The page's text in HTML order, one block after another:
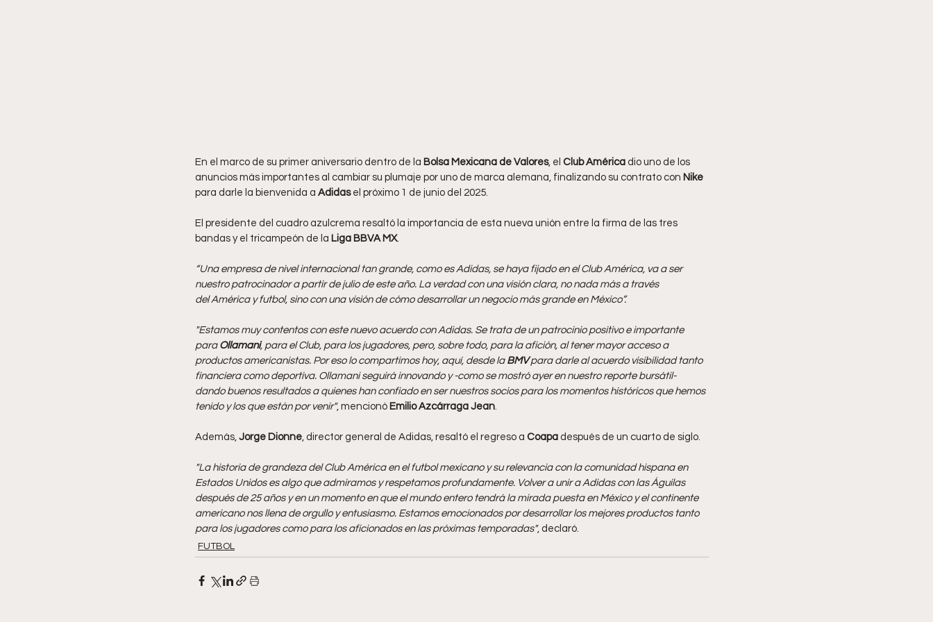
En el marco de su primer aniversario dentro de la Bolsa Mexicana de Valores, el Club América dio uno de los
anuncios más importantes al cambiar su plumaje por uno de marca alemana, finalizando su contrato con Nike
para darle la bienvenida a Adidas el próximo 1 de junio del 2025.
El presidente del cuadro azulcrema resaltó la importancia de esta nueva unión entre la firma de las tres
bandas y el tricampeón de la Liga BBVA MX.
“Una empresa de nivel internacional tan grande, como es Adidas, se haya fijado en el Club América, va a ser
nuestro patrocinador a partir de julio de este año. La verdad con una visión clara, no nada más a través
del América y futbol, sino con una visión de cómo desarrollar un negocio más grande en México”.
"Estamos muy contentos con este nuevo acuerdo con Adidas. Se trata de un patrocinio positivo e importante
para Ollamani, para el Club, para los jugadores, pero, sobre todo, para la afición, al tener mayor acceso a
productos americanistas. Por eso lo compartimos hoy, aquí, desde la BMV para darle al acuerdo visibilidad tanto
financiera como deportiva. Ollamani seguirá innovando y -como se mostró ayer en nuestro reporte bursátil-
dando buenos resultados a quienes han confiado en ser nuestros socios para los momentos históricos que hemos
tenido y los que están por venir", mencionó Emilio Azcárraga Jean.
Además, Jorge Dionne, director general de Adidas, resaltó el regreso a Coapa después de un cuarto de siglo.
"La historia de grandeza del Club América en el futbol mexicano y su relevancia con la comunidad hispana en
Estados Unidos es algo que admiramos y respetamos profundamente. Volver a unir a Adidas con las Águilas
después de 25 años y en un momento en que el mundo entero tendrá la mirada puesta en México y el continente
americano nos llena de orgullo y entusiasmo. Estamos emocionados por desarrollar los mejores productos tanto
para los jugadores como para los aficionados en las próximas temporadas", declaró.
FUTBOL